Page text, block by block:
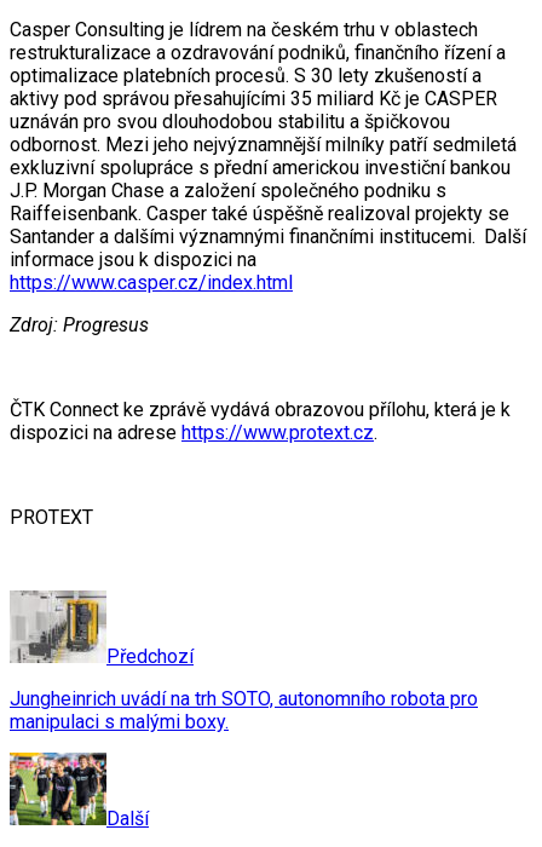
Casper Consulting je lídrem na českém trhu v oblastech
restrukturalizace a ozdravování podniků, finančního řízení a
optimalizace platebních procesů. S 30 lety zkušeností a
aktivy pod správou přesahujícími 35 miliard Kč je CASPER
uznáván pro svou dlouhodobou stabilitu a špičkovou
odbornost. Mezi jeho nejvýznamnější milníky patří sedmiletá
exkluzivní spolupráce s přední americkou investiční bankou
J.P. Morgan Chase a založení společného podniku s
Raiffeisenbank. Casper také úspěšně realizoval projekty se
Santander a dalšími významnými finančními institucemi. Další
informace jsou k dispozici na
https://www.casper.cz/index.html
Zdroj: Progresus
ČTK Connect ke zprávě vydává obrazovou přílohu, která je k
dispozici na adrese https://www.protext.cz.
PROTEXT
Předchozí
Jungheinrich uvádí na trh SOTO, autonomního robota pro
manipulaci s malými boxy.
Další